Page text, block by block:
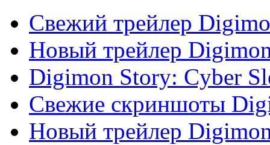
Свежий трейлер
Новый трейлер
Digimon Story: Cyber
Свежие скриншоты
Новый трейлер